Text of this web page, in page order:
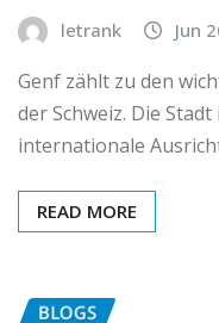
letrank Jun
Genf zählt zu den
der Schweiz. Die
internationale
READ MORE
BLOGS